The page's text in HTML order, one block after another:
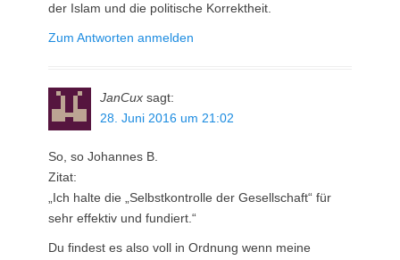
der Islam und die politische Korrektheit.
Zum Antworten anmelden
JanCux sagt:
28. Juni 2016 um 21:02
So, so Johannes B.
Zitat:
„Ich halte die „Selbstkontrolle der Gesellschaft“ für
sehr effektiv und fundiert.“
Du findest es also voll in Ordnung wenn meine